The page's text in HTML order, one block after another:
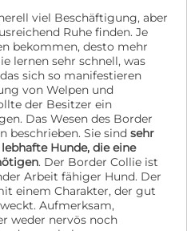
viel Beschäftigung, aber
Ruhe finden. Je
bekommen, desto mehr
lernen sehr schnell, was
sich so manifestieren
von Welpen und
der Besitzer ein
Das Wesen des Border
beschrieben. Sie sind sehr
Hunde, die eine
. Der Border Collie ist
Arbeit fähiger Hund. Der
einem Charakter, der gut
Aufmerksam,
weder nervös noch